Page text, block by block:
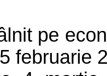
pe
februarie